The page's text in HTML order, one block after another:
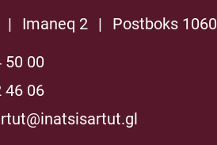
| Imaneq 2 | Postboks 1060
50 00
46 06